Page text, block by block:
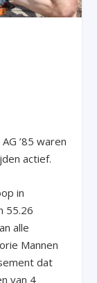
’85 waren
actief.
in
55.26
alle
Mannen
dat
van 4